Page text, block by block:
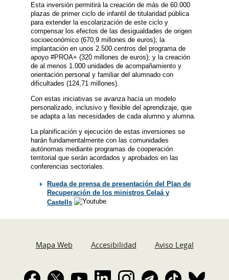
Esta inversión permitirá la creación de más de 60.000
plazas de primer ciclo de infantil de titularidad pública
para extender la escolarización de este ciclo y
compensar los efectos de las desigualdades de origen
socioeconómico (670,9 millones de euros); la
implantación en unos 2.500 centros del programa de
apoyo #PROA+ (320 millones de euros); y la creación
de al menos 1.000 unidades de acompañamiento y
orientación personal y familiar del alumnado con
dificultades (124,71 millones).
Con estas iniciativas se avanza hacia un modelo
personalizado, inclusivo y flexible del aprendizaje, que
se adapta a las necesidades de cada alumno y alumna.
La planificación y ejecución de estas inversiones se
harán fundamentalmente con las comunidades
autónomas mediante programas de cooperación
territorial que serán acordados y aprobados en las
conferencias sectoriales.
Rueda de prensa de presentación del Plan de
Recuperación de los ministros Celaá y
Castells
Mapa Web Accesibilidad Aviso Legal